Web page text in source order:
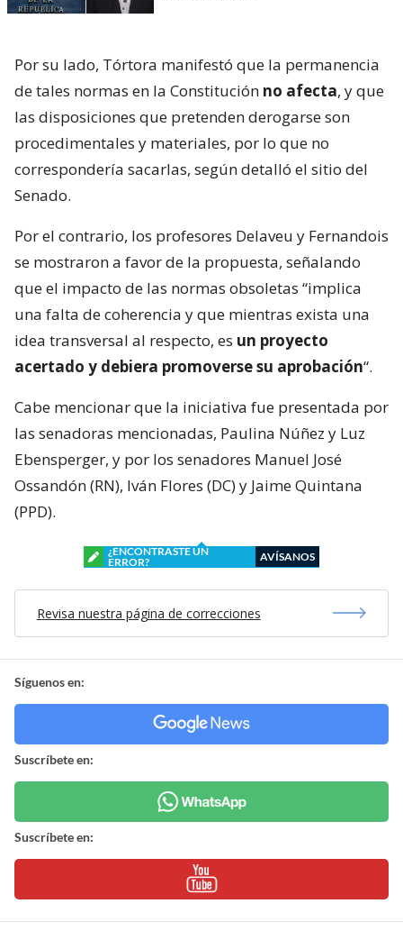
Por su lado, Tórtora manifestó que la permanencia
de tales normas en la Constitución no afecta, y que
las disposiciones que pretenden derogarse son
procedimentales y materiales, por lo que no
correspondería sacarlas, según detalló el sitio del
Senado.
Por el contrario, los profesores Delaveu y Fernandois
se mostraron a favor de la propuesta, señalando
que el impacto de las normas obsoletas “implica
una falta de coherencia y que mientras exista una
idea transversal al respecto, es un proyecto
acertado y debiera promoverse su aprobación“.
Cabe mencionar que la iniciativa fue presentada por
las senadoras mencionadas, Paulina Núñez y Luz
Ebensperger, y por los senadores Manuel José
Ossandón (RN), Iván Flores (DC) y Jaime Quintana
(PPD).
¿ENCONTRASTE UN
ERROR?
AVÍSANOS
Revisa nuestra página de correcciones
Síguenos en:
Suscríbete en:
Suscríbete en: